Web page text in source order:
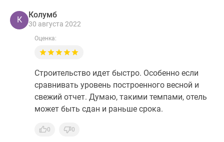
К
Колумб
30 августа 2022
Оценка:
Строительство идет быстро. Особенно если
сравнивать уровень построенного весной и
свежий отчет. Думаю, такими темпами, отель
может быть сдан и раньше срока.
0 0